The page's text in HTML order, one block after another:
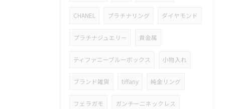
CHANEL プラチナリング ダイヤモンド
プラチナジュエリー 貴金属
ティファニーブルーボックス 小物入れ
ブランド雑貨 tiffany 純金リング
フェラガモ ガンチーニネックレス